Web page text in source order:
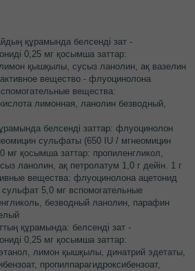
құрамында белсенді зат -
0,25 мг қосымша заттар:
қышқылы, сусыз ланолин, ақ вазелин
вещество - флуоцинолона
вещества:
лимонная, ланолин безводный,
белсенді заттар: флуоцинолон
сульфаты (650 IU / мгнеомицин
мг қосымша заттар: пропиленгликол,
ланолин, ақ петролатум 1,0 г дейін. 1 г
вещества: флуоцинолона ацетонид
5,0 мг вспомогательные
безводный ланолин, парафин
құрамында: белсенді зат -
0,25 мг қосымша заттар:
лимон қышқылы, динатрий эдетаты,
пропилпарагидроксибензоат,